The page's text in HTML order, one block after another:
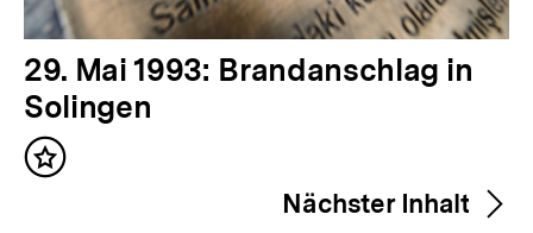
V
o
r
h
29. Mai 1993: Brandanschlag in
Solingen
Inhalt
Nächster Inhalt